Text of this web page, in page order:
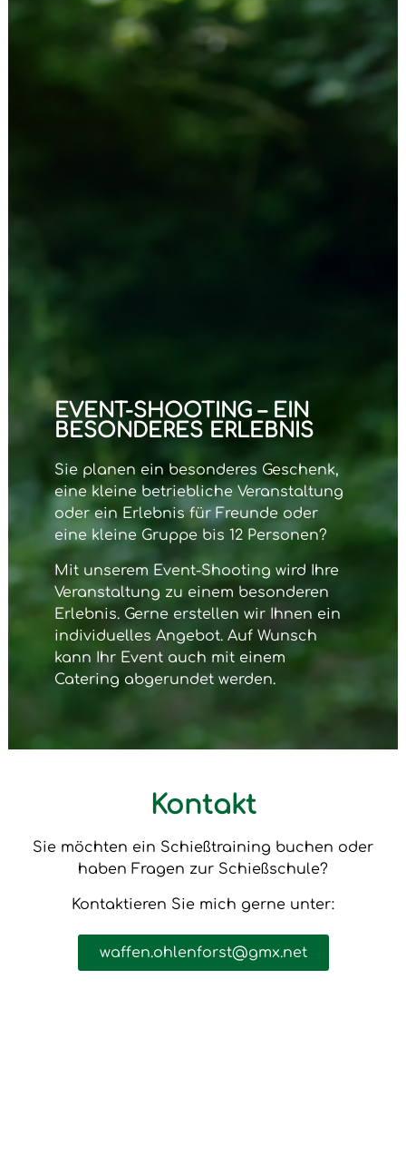
EVENT-SHOOTING – EIN
BESONDERES ERLEBNIS
Sie planen ein besonderes Geschenk,
eine kleine betriebliche Veranstaltung
oder ein Erlebnis für Freunde oder
eine kleine Gruppe bis 12 Personen?
Mit unserem Event-Shooting wird Ihre
Veranstaltung zu einem besonderen
Erlebnis. Gerne erstellen wir Ihnen ein
individuelles Angebot. Auf Wunsch
kann Ihr Event auch mit einem
Catering abgerundet werden.
Kontakt
Sie möchten ein Schießtraining buchen oder
haben Fragen zur Schießschule?
Kontaktieren Sie mich gerne unter:
waffen.ohlenforst@gmx.net